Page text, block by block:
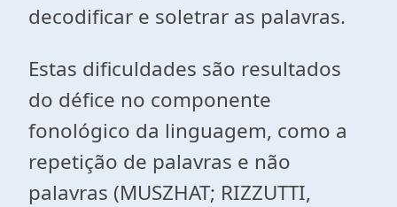
decodificar e soletrar as palavras.
Estas dificuldades são resultados
do défice no componente
fonológico da linguagem, como a
repetição de palavras e não
palavras (MUSZHAT; RIZZUTTI,